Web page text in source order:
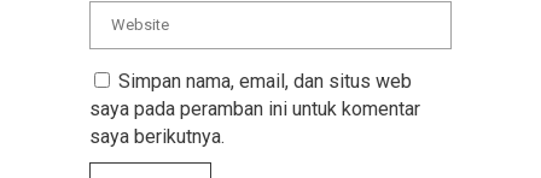
Simpan nama, email, dan situs web
saya pada peramban ini untuk komentar
saya berikutnya.